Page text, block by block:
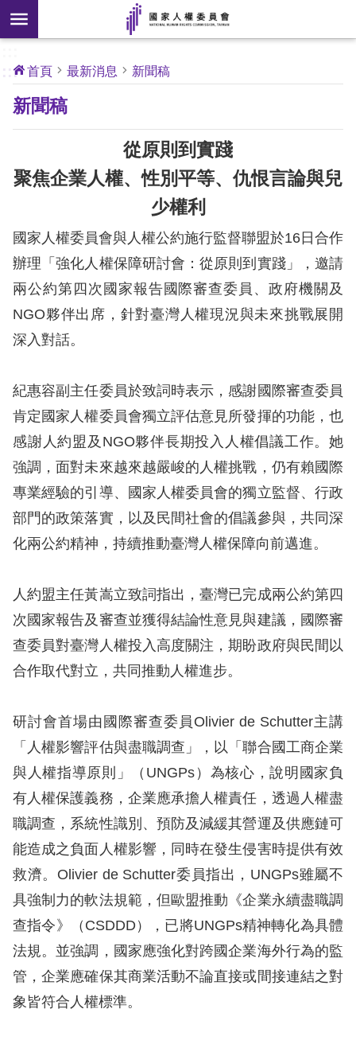
前往主要內容區塊
搜
尋
開
新
核
心
人
權
關
本
會
最
新
消
權
業
務
核
心
人
公
約
陳
情
訴
人
權
資
料
庫
無
礙
快
捷
鍵
:::
首頁 最新消息 新聞稿
新聞稿
從原則到實踐
聚焦企業人權、性別平等、仇恨言論與兒
少權利
國家人權委員會與人權公約施行監督聯盟於16日合作
辦理「強化人權保障研討會：從原則到實踐」，邀請
兩公約第四次國家報告國際審查委員、政府機關及
NGO夥伴出席，針對臺灣人權現況與未來挑戰展開
深入對話。
紀惠容副主任委員於致詞時表示，感謝國際審查委員
肯定國家人權委員會獨立評估意見所發揮的功能，也
感謝人約盟及NGO夥伴長期投入人權倡議工作。她
強調，面對未來越來越嚴峻的人權挑戰，仍有賴國際
專業經驗的引導、國家人權委員會的獨立監督、行政
部門的政策落實，以及民間社會的倡議參與，共同深
化兩公約精神，持續推動臺灣人權保障向前邁進。
人約盟主任黃嵩立致詞指出，臺灣已完成兩公約第四
次國家報告及審查並獲得結論性意見與建議，國際審
查委員對臺灣人權投入高度關注，期盼政府與民間以
合作取代對立，共同推動人權進步。
研討會首場由國際審查委員Olivier de Schutter主講
「人權影響評估與盡職調查」，以「聯合國工商企業
與人權指導原則」（UNGPs）為核心，說明國家負
有人權保護義務，企業應承擔人權責任，透過人權盡
職調查，系統性識別、預防及減緩其營運及供應鏈可
能造成之負面人權影響，同時在發生侵害時提供有效
救濟。Olivier de Schutter委員指出，UNGPs雖屬不
具強制力的軟法規範，但歐盟推動《企業永續盡職調
查指令》（CSDDD），已將UNGPs精神轉化為具體
法規。並強調，國家應強化對跨國企業海外行為的監
管，企業應確保其商業活動不論直接或間接連結之對
象皆符合人權標準。